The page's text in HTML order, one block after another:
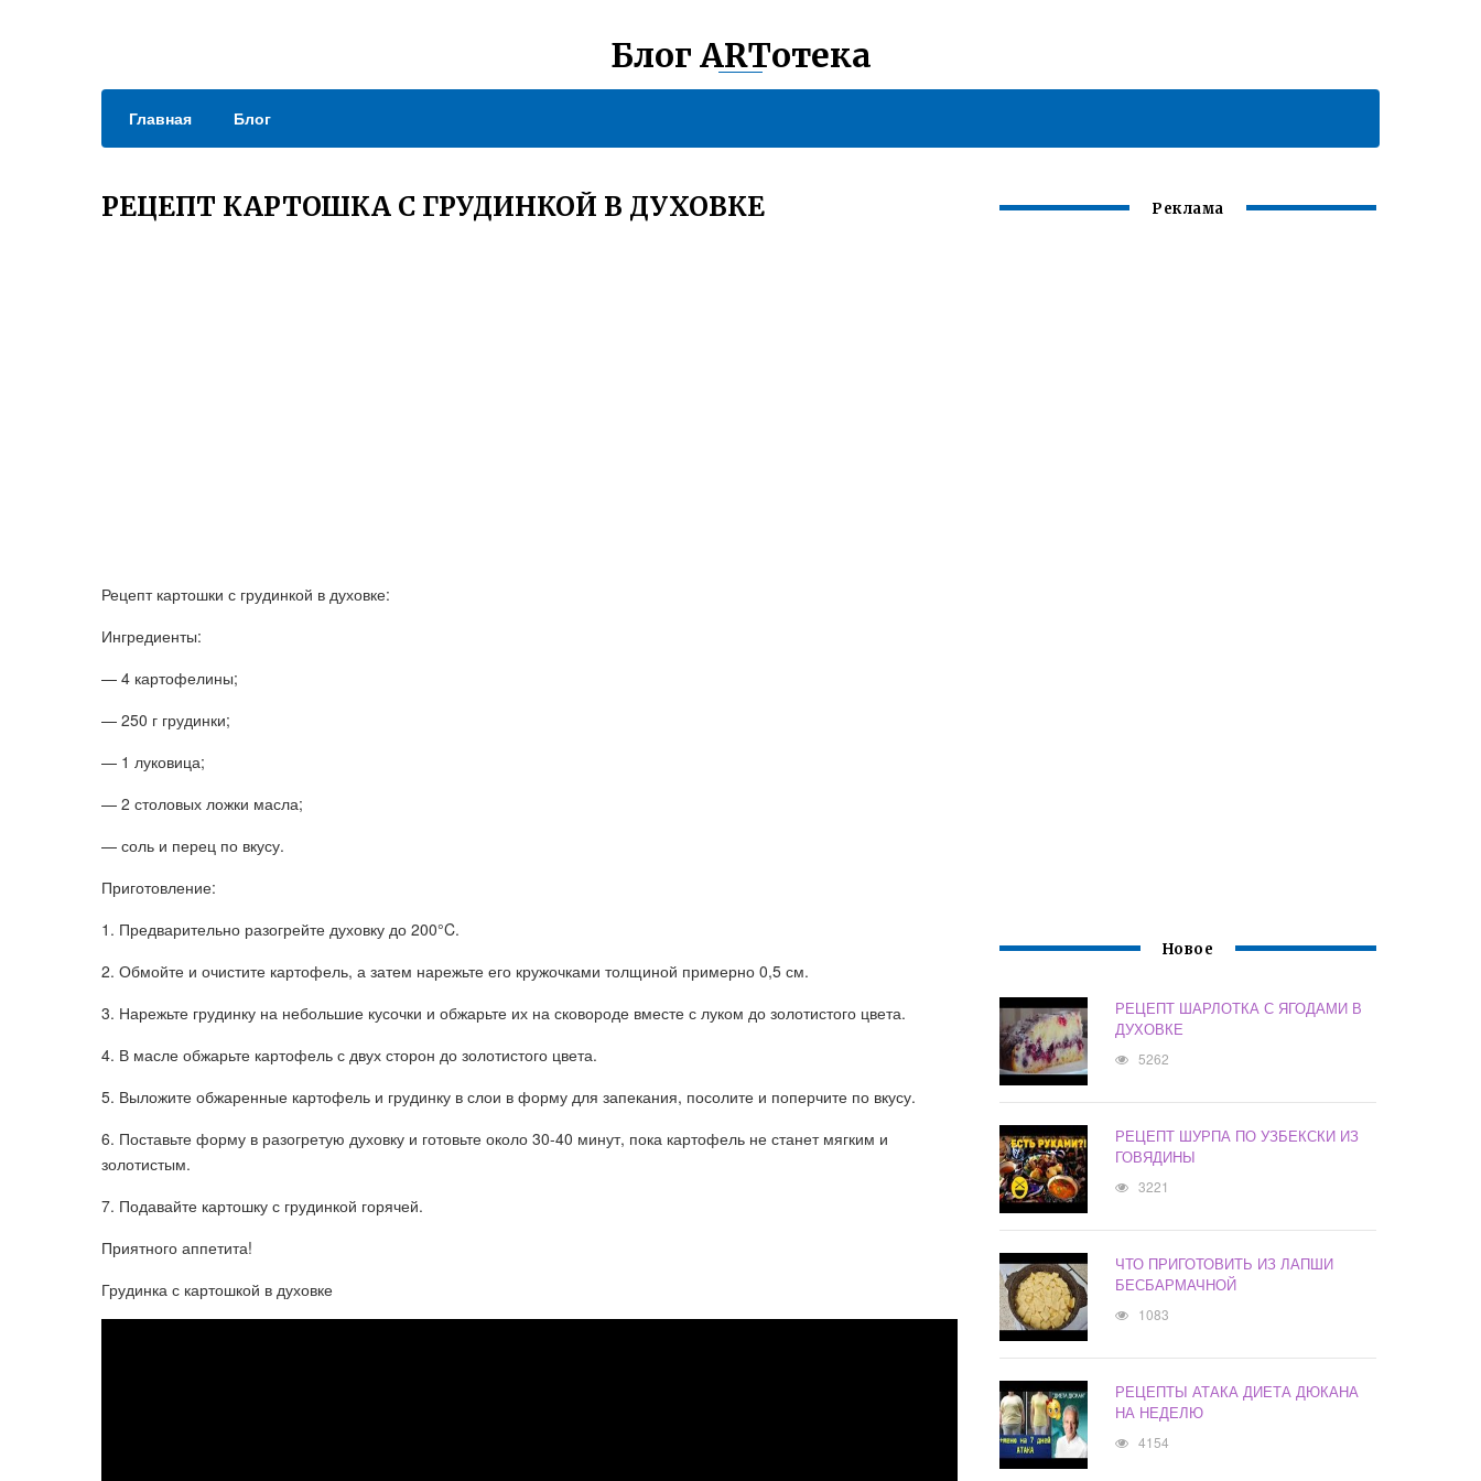
Блог ARTотека
Главная Блог
РЕЦЕПТ КАРТОШКА С ГРУДИНКОЙ В ДУХОВКЕ
Рецепт картошки с грудинкой в духовке:
Ингредиенты:
— 4 картофелины;
— 250 г грудинки;
— 1 луковица;
— 2 столовых ложки масла;
— соль и перец по вкусу.
Приготовление:
1. Предварительно разогрейте духовку до 200°C.
2. Обмойте и очистите картофель, а затем нарежьте его кружочками толщиной примерно 0,5 см.
3. Нарежьте грудинку на небольшие кусочки и обжарьте их на сковороде вместе с луком до золотистого цвета.
4. В масле обжарьте картофель с двух сторон до золотистого цвета.
5. Выложите обжаренные картофель и грудинку в слои в форму для запекания, посолите и поперчите по вкусу.
6. Поставьте форму в разогретую духовку и готовьте около 30-40 минут, пока картофель не станет мягким и
золотистым.
7. Подавайте картошку с грудинкой горячей.
Приятного аппетита!
Грудинка с картошкой в духовке
Реклама
Новое
РЕЦЕПТ ШАРЛОТКА С ЯГОДАМИ В
ДУХОВКЕ
5262
РЕЦЕПТ ШУРПА ПО УЗБЕКСКИ ИЗ
ГОВЯДИНЫ
3221
ЧТО ПРИГОТОВИТЬ ИЗ ЛАПШИ
БЕСБАРМАЧНОЙ
1083
РЕЦЕПТЫ АТАКА ДИЕТА ДЮКАНА
НА НЕДЕЛЮ
4154